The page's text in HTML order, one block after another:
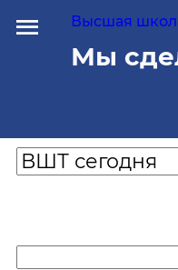
Высшая
Мы